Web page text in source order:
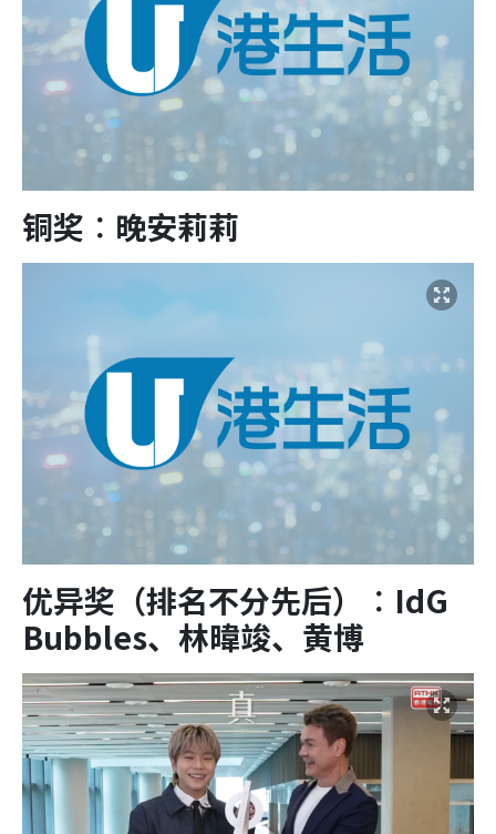
铜奖︰晚安莉莉
优异奖（排名不分先后）︰IdG
Bubbles、林暐竣、黄博